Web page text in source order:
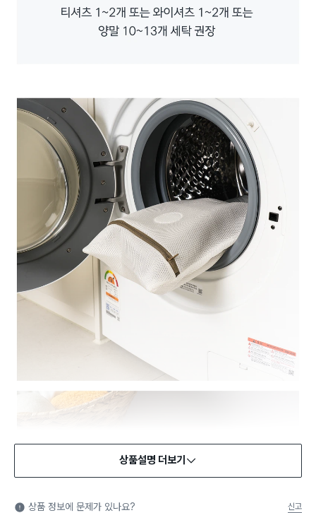
상품설명 더보기
상품 정보에 문제가 있나요? 신고